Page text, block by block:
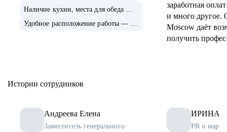
Наличие кухни, места для обеда — 116
Удобное расположение работы — 116
заработная
и много другое. Отель The Carlton
Moscow даёт
получить
Истории сотрудников
Андреева Елена
Заместитель генерального
ИРИНА
PR и